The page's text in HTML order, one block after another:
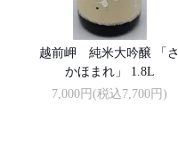
越前岬 純米大吟醸 「さ
かほまれ」 1.8L
7,000円(税込7,700円)